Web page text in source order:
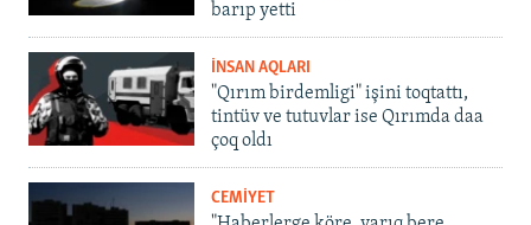
barıp yetti
İNSAN AQLARI
"Qırım birdemligi" işini toqtattı,
tintüv ve tutuvlar ise Qırımda daa
çoq oldı
CEMİYET